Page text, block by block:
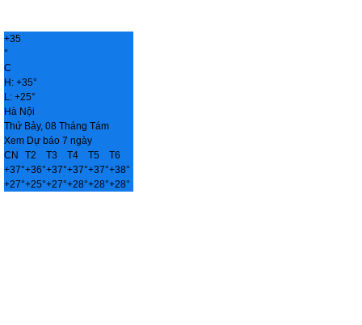
+35
°
C
H: +35°
L: +25°
Hà Nội
Thứ Bảy, 08 Tháng Tám
Xem Dự báo 7 ngày
CN
T2 T3 T4 T5
T6
+37°+36°+37°+37°+37°+38°
+27°+25°+27°+28°+28°+28°